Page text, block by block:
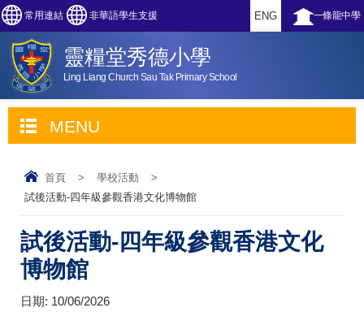
常用連結 非華語學生支援 一條龍中學
ENG
靈糧堂秀德小學
Ling Liang Church Sau Tak Primary School
MENU
首頁 > 學校活動
>
試後活動-四年級參觀香港文化博物館
試後活動-四年級參觀香港文化
博物館
日期: 10/06/2026